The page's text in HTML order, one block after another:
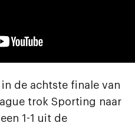
de achtste finale van
trok Sporting naar
1-1 uit de